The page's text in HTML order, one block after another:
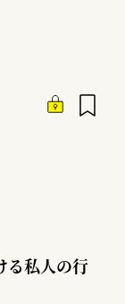
私人の行